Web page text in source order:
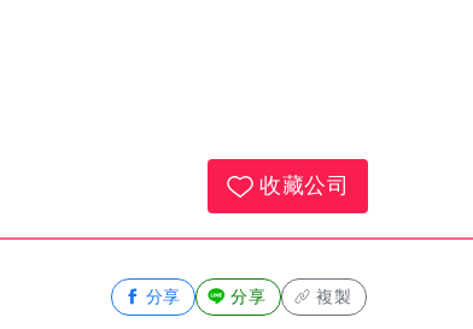
收藏公司
分享 分享 複製